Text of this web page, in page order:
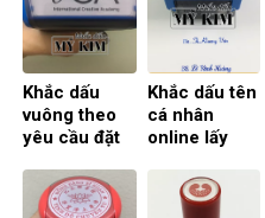
Khắc dấu
vuông theo
yêu cầu đặt
tại TPHCM
tiện lợi
Khắc dấu tên
cá nhân
online lấy
ngày tại
TPHCM